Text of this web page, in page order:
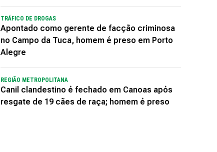
TRÁFICO DE DROGAS
Apontado como gerente de facção criminosa
no Campo da Tuca, homem é preso em Porto
Alegre
REGIÃO METROPOLITANA
Canil clandestino é fechado em Canoas após
resgate de 19 cães de raça; homem é preso